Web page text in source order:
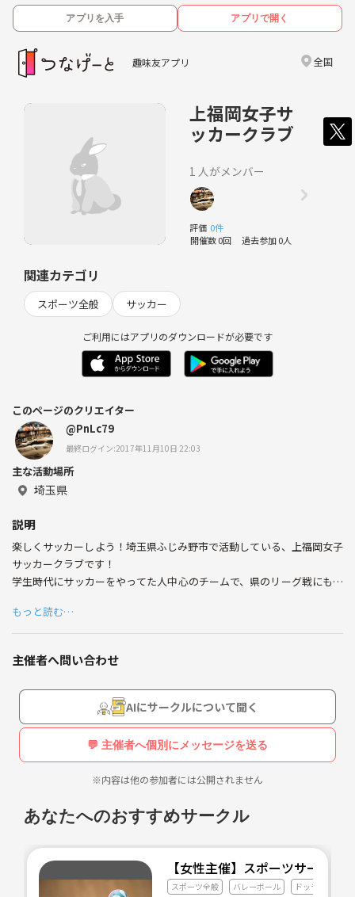
アプリを入手 アプリで開く
趣味友アプリ 全国
上福岡女子サ
ッカークラブ
1 人がメンバー
評価 0件
開催数 0回 過去参加 0人
関連カテゴリ
スポーツ全般 サッカー
ご利用にはアプリのダウンロードが必要です
このページのクリエイター
@PnLc79
最終ログイン:2017年11月10日 22:03
主な活動場所
埼玉県
説明
楽しくサッカーしよう！埼玉県ふじみ野市で活動している、上福岡女子
サッカークラブです！
学生時代にサッカーをやってた人中心のチームで、県のリーグ戦にも参
みんなサッカーが好きで、楽しく練習や試合をやっています！
練習会場は駅から少し遠いですが、足が無ければチームメイトが迎えに
いきます。
少しでも興味があれば体験からでもいいので、是非ご連絡ください！
もちろん、サッカーをやりたい気持ちがあれば初心者も歓迎です！
もっと読む…
主催者へ問い合わせ
AIにサークルについて聞く
💬 主催者へ個別にメッセージを送る
※内容は他の参加者には公開されません
あなたへのおすすめサークル
【女性主催】スポーツサークル
スポーツ全般 バレーボール ドッチボール